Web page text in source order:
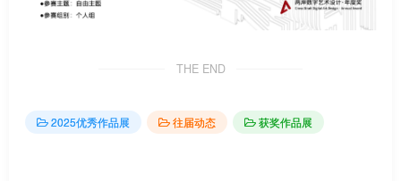
THE END
2025优秀作品展 往届动态 获奖作品展